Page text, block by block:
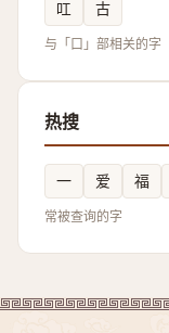
叿
古
与「口」部相关的字
热搜
一 爱 福
常被查询的字